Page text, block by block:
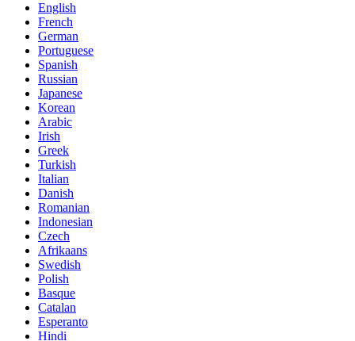
English
French
German
Portuguese
Spanish
Russian
Japanese
Korean
Arabic
Irish
Greek
Turkish
Italian
Danish
Romanian
Indonesian
Czech
Afrikaans
Swedish
Polish
Basque
Catalan
Esperanto
Hindi